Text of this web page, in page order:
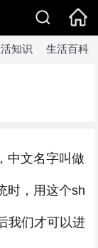
知识 生活百科
中文名字叫做
时，用这个sh
我们才可以进